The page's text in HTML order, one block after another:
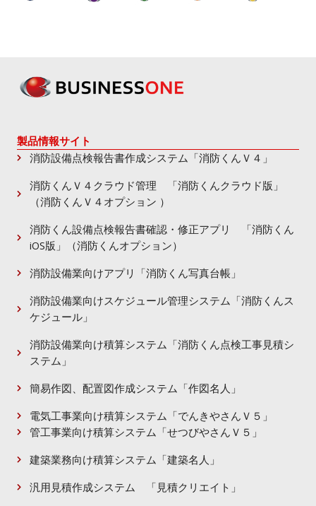
製品情報サイト
消防設備点検報告書作成システム「消防くんＶ４」
消防くんＶ４クラウド管理 「消防くんクラウド版」
（消防くんＶ４オプション ）
消防くん設備点検報告書確認・修正アプリ 「消防くん
iOS版」（消防くんオプション）
消防設備業向けアプリ「消防くん写真台帳」
消防設備業向けスケジュール管理システム「消防くんス
ケジュール」
消防設備業向け積算システム「消防くん点検工事見積シ
ステム」
簡易作図、配置図作成システム「作図名人」​
電気工事業向け積算システム「でんきやさんＶ５」​
管工事業向け積算システム「せつびやさんＶ５」
建築業務向け積算システム「建築名人」
汎用見積作成システム 「見積クリエイト」